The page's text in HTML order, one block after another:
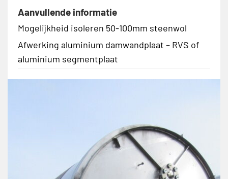
Aanvullende informatie
Mogelijkheid isoleren 50-100mm steenwol
Afwerking aluminium damwandplaat – RVS of
aluminium segmentplaat